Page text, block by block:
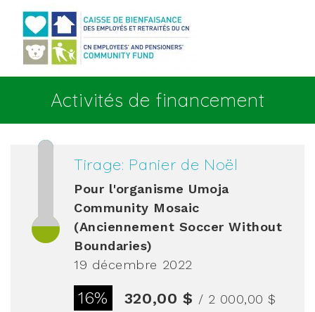
Activités de financement
Tirage: Panier de Noël
Pour l'organisme Umoja
Community Mosaic
(Anciennement Soccer Without
Boundaries)
19 décembre 2022
16% 320,00 $ / 2 000,00 $